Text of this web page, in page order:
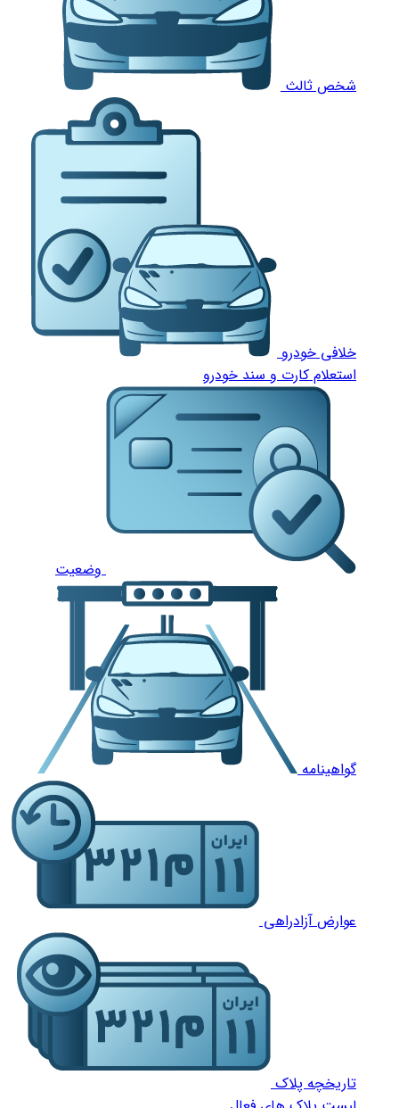
شخص ثالث
خلافی خودرو
استعلام کارت و سند خودرو
وضعیت
گواهینامه
عوارض آزادراهی
تاریخچه پلاک